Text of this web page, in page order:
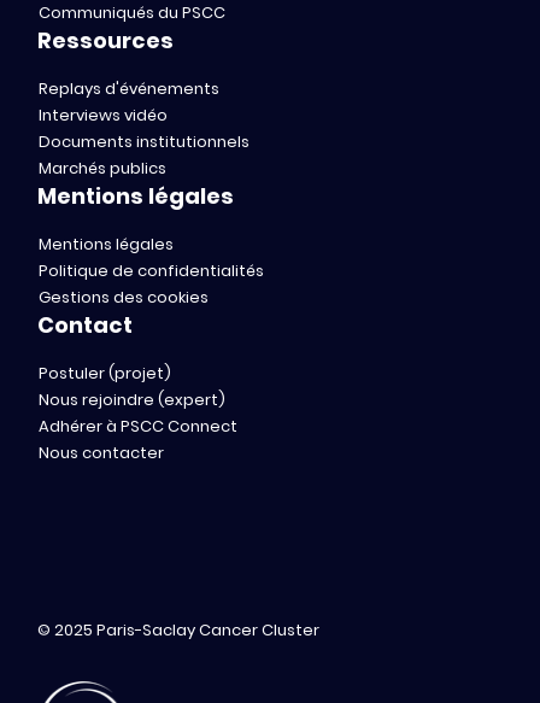
Communiqués du PSCC
Ressources
Replays d'événements
Interviews vidéo
Documents institutionnels
Marchés publics
Mentions légales
Mentions légales
Politique de confidentialités
Gestions des cookies
Contact
Postuler (projet)
Nous rejoindre (expert)
Adhérer à PSCC Connect
Nous contacter
© 2025 Paris-Saclay Cancer Cluster